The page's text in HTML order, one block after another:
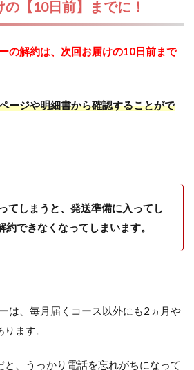
【10日前】までに！
の解約は、次回お届けの10日前まで
ージや明細書から確認することがで
てしまうと、発送準備に入ってし
約できなくなってしまいます。
は、毎月届くコース以外にも2ヵ月や
ます。
、うっかり電話を忘れがちになって